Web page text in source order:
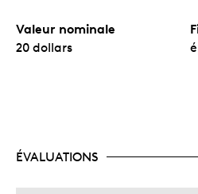
Valeur nominale
20 dollars
ÉVALUATIONS